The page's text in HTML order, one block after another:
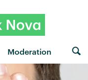
Moderation
von Tränen · "Rote